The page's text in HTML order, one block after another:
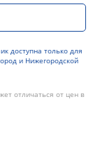
доступна только для
и Нижегородской
отличаться от цен в